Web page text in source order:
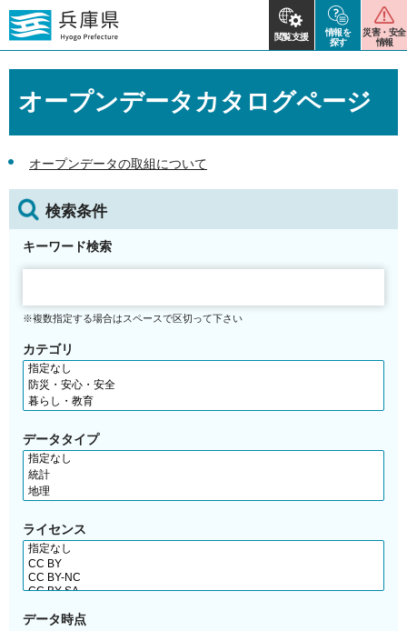
閲覧支援
情報を
探す
災害・安全
情報
オープンデータカタログページ
オープンデータの取組について
検索条件
キーワード検索
※複数指定する場合はスペースで区切って下さい
カテゴリ
データタイプ
ライセンス
データ時点